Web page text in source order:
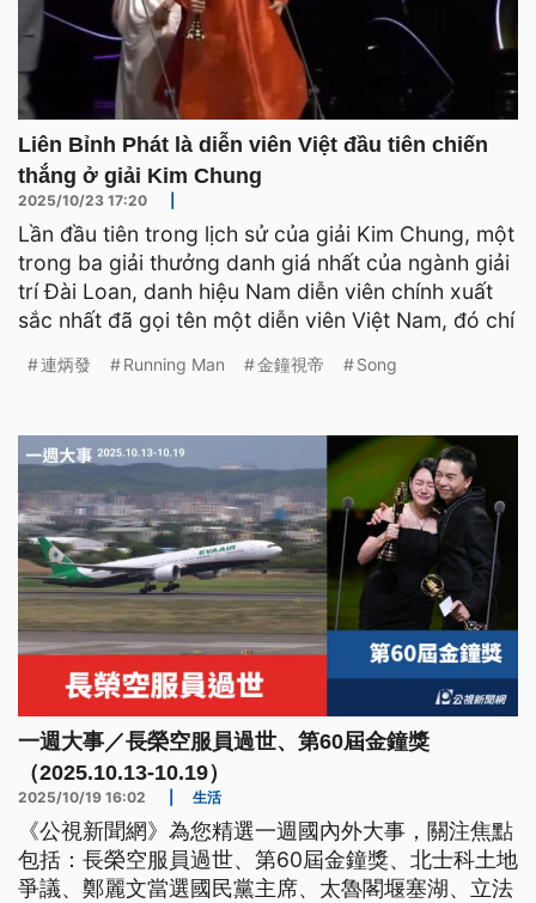
Liên Bỉnh Phát là diễn viên Việt đầu tiên chiến
thắng ở giải Kim Chung
2025/10/23 17:20
Lần đầu tiên trong lịch sử của giải Kim Chung, một
trong ba giải thưởng danh giá nhất của ngành giải
trí Đài Loan, danh hiệu Nam diễn viên chính xuất
sắc nhất đã gọi tên một diễn viên Việt Nam, đó chí
連炳發 Running Man 金鐘視帝 Song
一週大事／長榮空服員過世、第60屆金鐘獎
（2025.10.13-10.19）
2025/10/19 16:02 生活
《公視新聞網》為您精選一週國內外大事，關注焦點
包括：長榮空服員過世、第60屆金鐘獎、北士科土地
爭議、鄭麗文當選國民黨主席、太魯閣堰塞湖、立法